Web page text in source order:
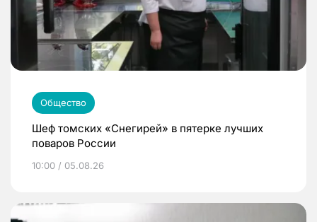
Общество
Шеф томских «Снегирей» в пятерке лучших
поваров России
10:00 / 05.08.26